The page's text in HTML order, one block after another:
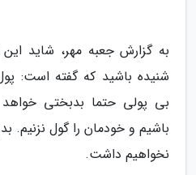
به گزارش جعبه مهر، شاید
شنیده باشید که گفته است:
بی پولی حتما بدبختی
باشیم و خودمان را گول
نخواهیم داشت.